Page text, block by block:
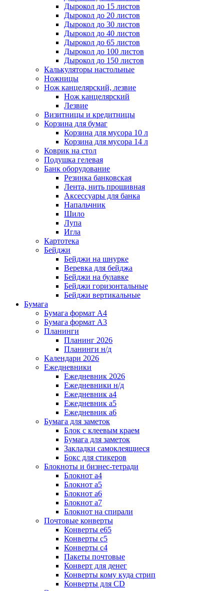
Дырокол до 15 листов
Дырокол до 20 листов
Дырокол до 30 листов
Дырокол до 40 листов
Дырокол до 65 листов
Дырокол до 100 листов
Дырокол до 150 листов
Калькуляторы настольные
Ножницы
Нож канцелярский, лезвие
Нож канцелярский
Лезвие
Визитницы и кредитницы
Корзина для бумаг
Корзина для мусора 10 л
Корзина для мусора 14 л
Коврик на стол
Подушка гелевая
Банк оборудование
Резинка банковская
Лента, нить прошивная
Аксессуары для банка
Напальчник
Шило
Лупа
Игла
Картотека
Бейджи
Бейджи на шнурке
Веревка для бейджа
Бейджи на булавке
Бейджи горизонтальные
Бейджи вертикальные
Бумага
Бумага формат А4
Бумага формат А3
Планинги
Планинг 2026
Планинги н/д
Календари 2026
Ежедневники
Ежедневник 2026
Ежедневники н/д
Ежедневник а4
Ежедневник а5
Ежедневник а6
Бумага для заметок
Блок с клеевым краем
Бумага для заметок
Закладки самоклеящиеся
Бокс для стикеров
Блокноты и бизнес-тетради
Блокнот а4
Блокнот а5
Блокнот а6
Блокнот а7
Блокнот на спирали
Почтовые конверты
Конверты е65
Конверты с5
Конверты с4
Пакеты почтовые
Конверт для денег
Конверты кому куда стрип
Конверты для CD